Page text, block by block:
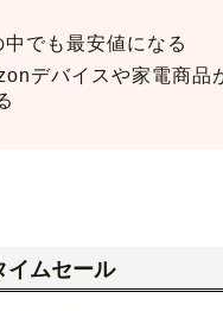
中でも最安値になる
デバイスや家電商品
イムセール